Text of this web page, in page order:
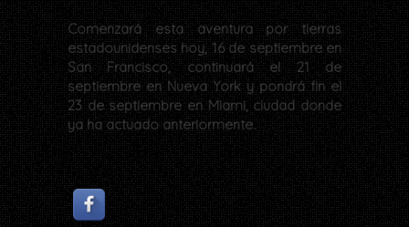
Comenzará esta aventura por tierras
estadounidenses hoy, 16 de septiembre en
San Francisco, continuará el 21 de
septiembre en Nueva York y pondrá fin el
23 de septiembre en Miami, ciudad donde
ya ha actuado anteriormente.